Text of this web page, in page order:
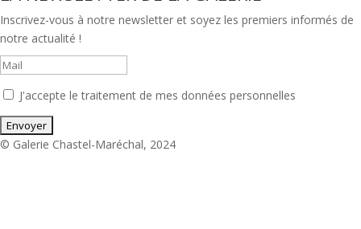
Inscrivez-vous à notre newsletter et soyez les premiers informés de
notre actualité !
J'accepte le traitement de mes données personnelles
© Galerie Chastel-Maréchal, 2024